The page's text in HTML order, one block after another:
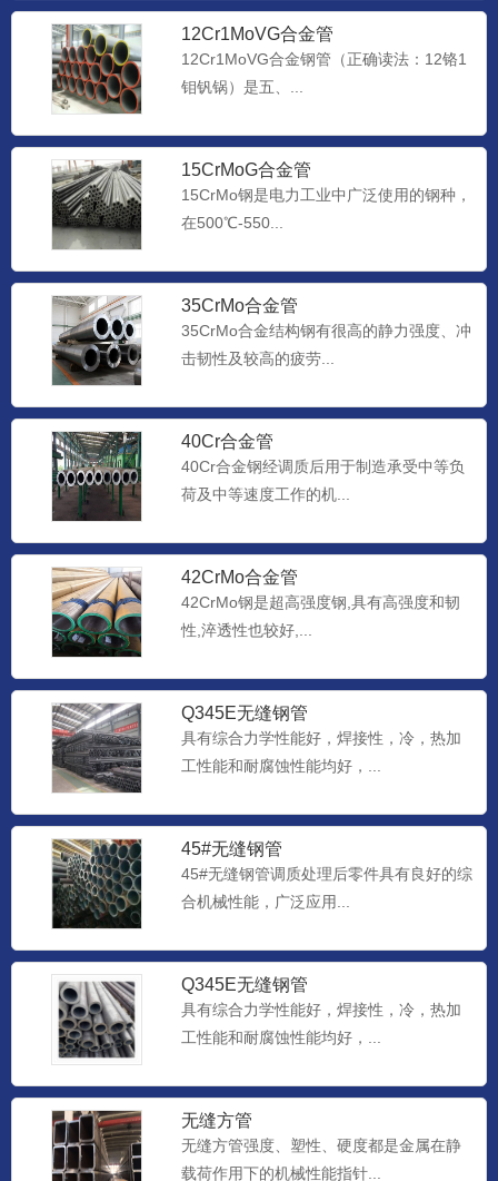
12Cr1MoVG合金管
12Cr1MoVG合金钢管（正确读法：12铬1
钼钒锅）是五、...
15CrMoG合金管
15CrMo钢是电力工业中广泛使用的钢种，
在500℃-550...
35CrMo合金管
35CrMo合金结构钢有很高的静力强度、冲
击韧性及较高的疲劳...
40Cr合金管
40Cr合金钢经调质后用于制造承受中等负
荷及中等速度工作的机...
42CrMo合金管
42CrMo钢是超高强度钢,具有高强度和韧
性,淬透性也较好,...
Q345E无缝钢管
具有综合力学性能好，焊接性，冷，热加
工性能和耐腐蚀性能均好，...
45#无缝钢管
45#无缝钢管调质处理后零件具有良好的综
合机械性能，广泛应用...
Q345E无缝钢管
具有综合力学性能好，焊接性，冷，热加
工性能和耐腐蚀性能均好，...
无缝方管
无缝方管强度、塑性、硬度都是金属在静
载荷作用下的机械性能指针...